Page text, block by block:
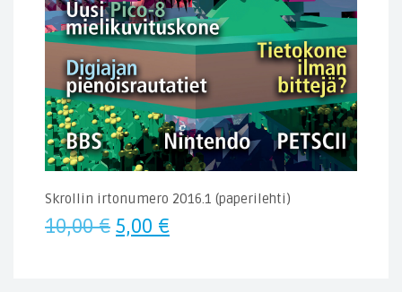
Skrollin irtonumero 2016.1 (paperilehti)
10,00€ Alkuperäinen
5,00 €Nykyinen